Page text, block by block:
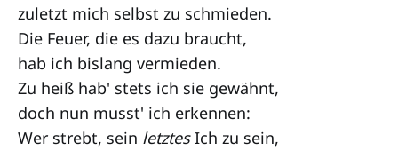
zuletzt mich selbst zu schmieden.
Die Feuer, die es dazu braucht,
hab ich bislang vermieden.
Zu heiß hab' stets ich sie gewähnt,
doch nun musst' ich erkennen:
Wer strebt, sein letztesIch zu sein,